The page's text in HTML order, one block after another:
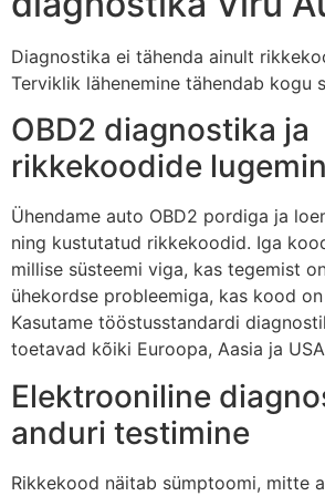
Diagnostika ei tähenda ainult
Terviklik lähenemine tähendab kogu
OBD2 diagnostika ja
rikkekoodide
Ühendame auto OBD2 pordiga ja
ning kustutatud rikkekoodid. Iga
millise süsteemi viga, kas tegemist
ühekordse probleemiga, kas kood
Kasutame tööstusstandardi
toetavad kõiki Euroopa, Aasia ja
Elektrooniline
anduri testimine
Rikkekood näitab sümptoomi, mitte